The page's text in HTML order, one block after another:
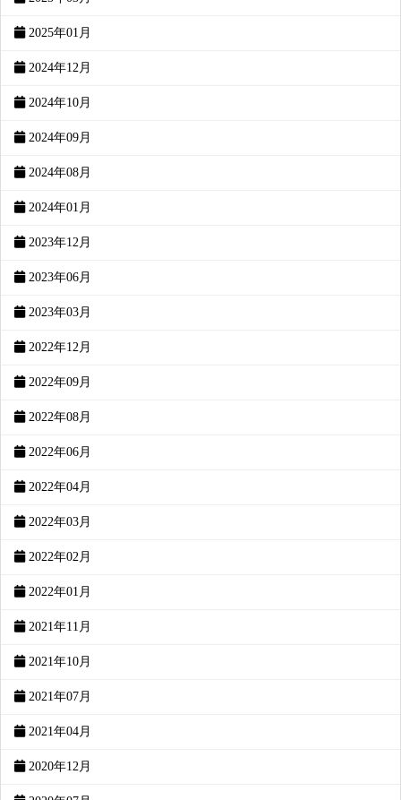
2025年01月
2024年12月
2024年10月
2024年09月
2024年08月
2024年01月
2023年12月
2023年06月
2023年03月
2022年12月
2022年09月
2022年08月
2022年06月
2022年04月
2022年03月
2022年02月
2022年01月
2021年11月
2021年10月
2021年07月
2021年04月
2020年12月